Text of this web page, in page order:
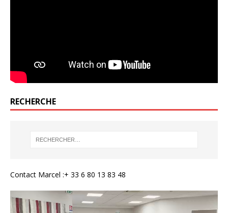
RECHERCHE
Contact Marcel :+ 33 6 80 13 83 48